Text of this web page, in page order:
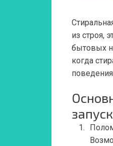
из строя,
бытовых
когда